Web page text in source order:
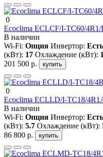
0
Ecoclima ECLCF/I-TC60/
В наличии
Wi-Fi: Опция Инвертор: Есть
(кВт): 17 Охлаждение (кВт):
201 500 р.
купить
0
Ecoclima ECLLD/I-TC18/
В наличии
Wi-Fi: Опция Инвертор: Есть
(кВт): 5.7 Охлаждение (кВт):
86 800 р.
купить